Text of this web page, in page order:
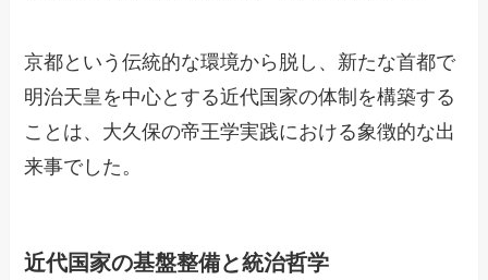
京都という伝統的な環境から脱し、新たな首都で
明治天皇を中心とする近代国家の体制を構築する
ことは、大久保の帝王学実践における象徴的な出
来事でした。
近代国家の基盤整備と統治哲学